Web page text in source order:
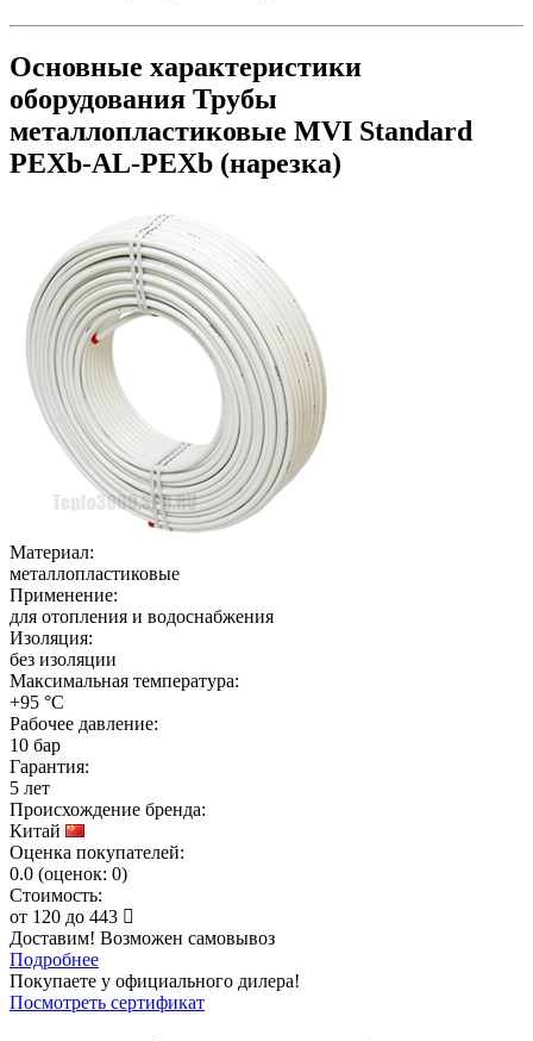
Основные характеристики
оборудования Трубы
металлопластиковые MVI Standard
PEXb-AL-PEXb (нарезка)
Материал:
металлопластиковые
Применение:
для отопления и водоснабжения
Изоляция:
без изоляции
Максимальная температура:
+95 °C
Рабочее давление:
10 бар
Гарантия:
5 лет
Происхождение бренда:
Китай
Оценка покупателей:
0.0 (оценок: 0)
Стоимость:
от 120 до 443
Доставим! Возможен самовывоз
Подробнее
Покупаете у официального дилера!
Посмотреть сертификат